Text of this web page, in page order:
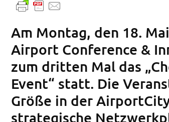
Am Montag, den 18.
Airport Conference &
zum dritten Mal das
Event“ statt. Die
Größe in der
strategische